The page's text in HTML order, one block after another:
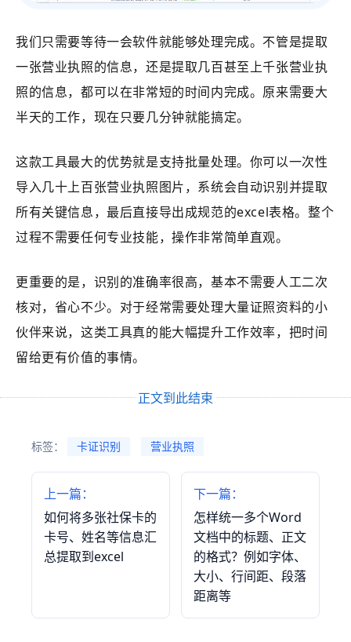
我们只需要等待一会软件就能够处理完成。不管是提取
一张营业执照的信息，还是提取几百甚至上千张营业执
照的信息，都可以在非常短的时间内完成。原来需要大
半天的工作，现在只要几分钟就能搞定。
这款工具最大的优势就是支持批量处理。你可以一次性
导入几十上百张营业执照图片，系统会自动识别并提取
所有关键信息，最后直接导出成规范的excel表格。整个
过程不需要任何专业技能，操作非常简单直观。
更重要的是，识别的准确率很高，基本不需要人工二次
核对，省心不少。对于经常需要处理大量证照资料的小
伙伴来说，这类工具真的能大幅提升工作效率，把时间
留给更有价值的事情。
正文到此结束
标签： 卡证识别 营业执照
上一篇：
如何将多张社保卡的
卡号、姓名等信息汇
总提取到excel
下一篇：
怎样统一多个Word
文档中的标题、正文
的格式？例如字体、
大小、行间距、段落
距离等